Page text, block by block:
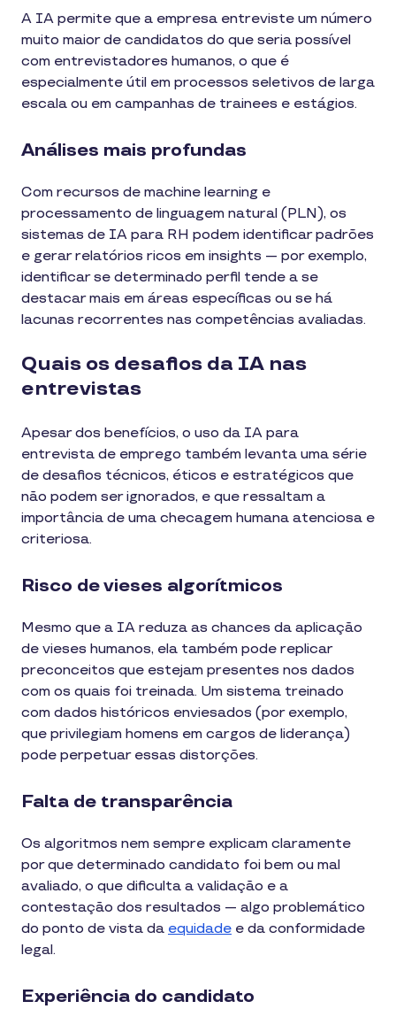
A IA permite que a empresa entreviste um número
muito maior de candidatos do que seria possível
com entrevistadores humanos, o que é
especialmente útil em processos seletivos de larga
escala ou em campanhas de trainees e estágios.
Análises mais profundas
Com recursos de machine learning e
processamento de linguagem natural (PLN), os
sistemas de IA para RH podem identificar padrões
e gerar relatórios ricos em insights — por exemplo,
identificar se determinado perfil tende a se
destacar mais em áreas específicas ou se há
lacunas recorrentes nas competências avaliadas.
Quais os desafios da IA nas
entrevistas
Apesar dos benefícios, o uso da IA para
entrevista de emprego também levanta uma série
de desafios técnicos, éticos e estratégicos que
não podem ser ignorados, e que ressaltam a
importância de uma checagem humana atenciosa e
criteriosa.
Risco de vieses algorítmicos
Mesmo que a IA reduza as chances da aplicação
de vieses humanos, ela também pode replicar
preconceitos que estejam presentes nos dados
com os quais foi treinada. Um sistema treinado
com dados históricos enviesados (por exemplo,
que privilegiam homens em cargos de liderança)
pode perpetuar essas distorções.
Falta de transparência
Os algoritmos nem sempre explicam claramente
por que determinado candidato foi bem ou mal
avaliado, o que dificulta a validação e a
contestação dos resultados — algo problemático
do ponto de vista da equidade e da conformidade
legal.
Experiência do candidato